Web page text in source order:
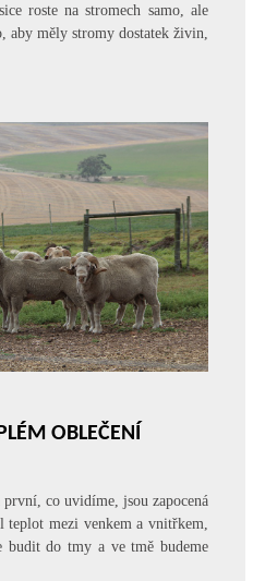
roste na stromech samo, ale
aby měly stromy dostatek živin,
OBLEČENÍ
co uvidíme, jsou zapocená
mezi venkem a vnitřkem,
budit do tmy a ve tmě budeme